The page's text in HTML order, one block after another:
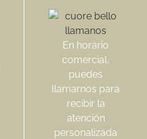
En horario
comercial,
puedes
llamarnos para
recibir la
atención
personalizada